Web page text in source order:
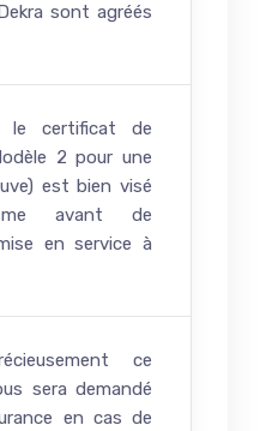
sont agréés
le certificat de
2 pour une
est bien visé
avant de
en service à
ce
sera demandé
en cas de